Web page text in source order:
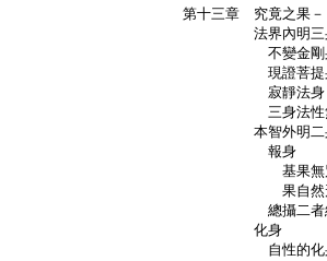
第十三章 究竟之果－
法界內明三
不變金剛
現證菩提
寂靜法身
三身法性無
本智外明二
報身
基果無別
果自然形成
總攝二者
化身
自性的化